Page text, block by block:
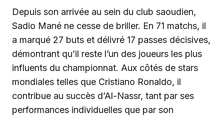
Depuis son arrivée au sein du club saoudien,
Sadio Mané ne cesse de briller. En 71 matchs, il
a marqué 27 buts et délivré 17 passes décisives,
démontrant qu’il reste l’un des joueurs les plus
influents du championnat. Aux côtés de stars
mondiales telles que Cristiano Ronaldo, il
contribue au succès d’Al-Nassr, tant par ses
performances individuelles que par son